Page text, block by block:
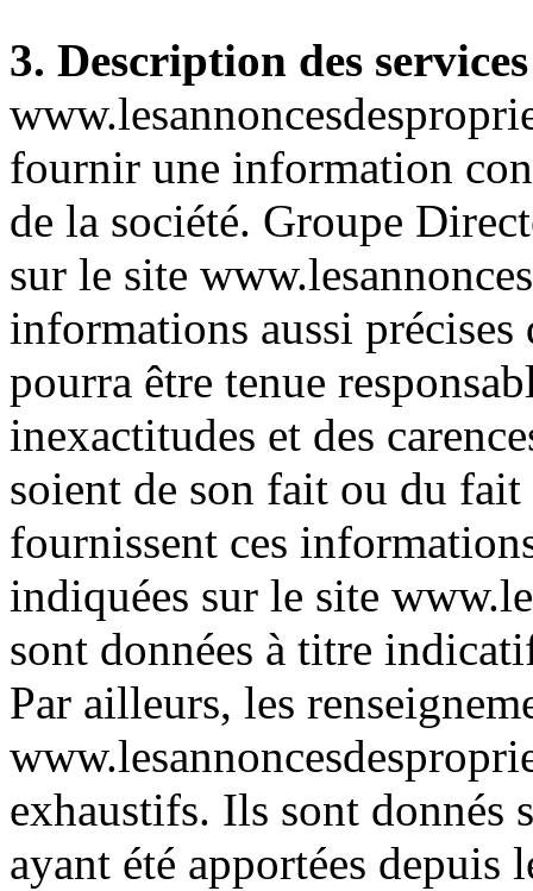
3. Description des
fournir une information
de la société. Groupe
sur le site
informations aussi
pourra être tenue
inexactitudes et des
soient de son fait ou du
fournissent ces
indiquées sur le site
sont données à titre
Par ailleurs, les
exhaustifs. Ils sont donnés
ayant été apportées depuis